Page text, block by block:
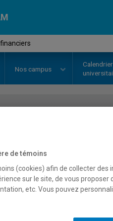
Nos campus
Horaire -
de témoins
(cookies) afin de collecter
sur le site, de vous proposer
etc. Vous pouvez